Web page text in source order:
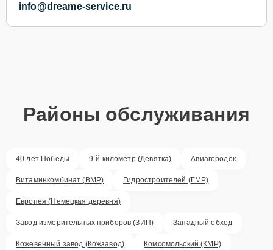
info@dreame-service.ru
Районы обслуживания
40 лет Победы 9-й километр (Девятка) Авиагородок
Витаминкомбинат (ВМР) Гидростроителей (ГМР)
Европея (Немецкая деревня)
Завод измерительных приборов (ЗИП) Западный обход
Кожевенный завод (Кожзавод) Комсомольский (КМР)